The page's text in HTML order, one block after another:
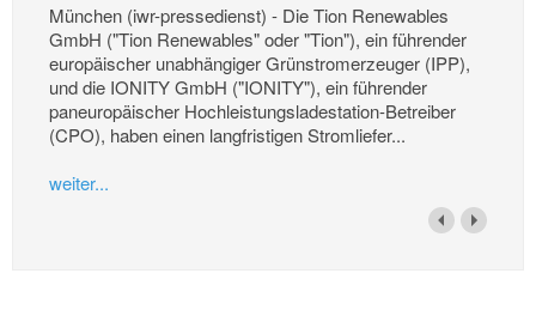
München (iwr-pressedienst) - Die Tion Renewables
GmbH ("Tion Renewables" oder "Tion"), ein führender
europäischer unabhängiger Grünstromerzeuger (IPP),
und die IONITY GmbH ("IONITY"), ein führender
paneuropäischer Hochleistungsladestation-Betreiber
(CPO), haben einen langfristigen Stromliefer...
weiter...